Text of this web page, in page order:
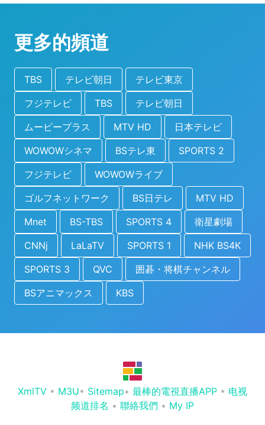
更多的頻道
TBS テレビ朝日
テレビ東京
フジテレビ
TBS
テレビ朝日
ムービープラス
MTV HD
日本テレビ
WOWOWシネマ
BSテレ東
SPORTS 2
フジテレビ
WOWOWライブ
ゴルフネットワーク
BS日テレ
MTV HD
Mnet
BS-TBS SPORTS 4
衛星劇場
CNNj
LaLaTV SPORTS 1
NHK BS4K
SPORTS 3
QVC
囲碁・将棋チャンネル
BSアニマックス
KBS
XmlTV • M3U• Sitemap• 最棒的電視直播APP • 电视
频道排名 • 聯絡我們 • My IP